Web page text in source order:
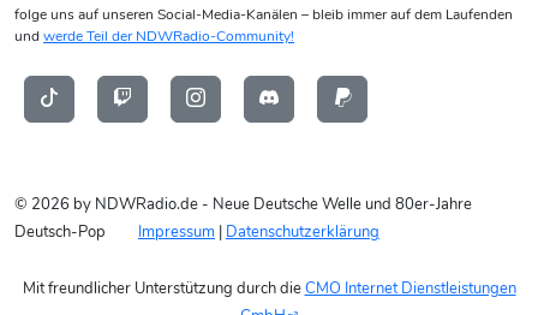
folge uns auf unseren Social-Media-Kanälen – bleib immer auf dem Laufenden
und werde Teil der NDWRadio-Community!
© 2026 by NDWRadio.de - Neue Deutsche Welle und 80er-Jahre
Deutsch-Pop
Impressum | Datenschutzerklärung
Mit freundlicher Unterstützung durch dieCMO Internet Dienstleistungen